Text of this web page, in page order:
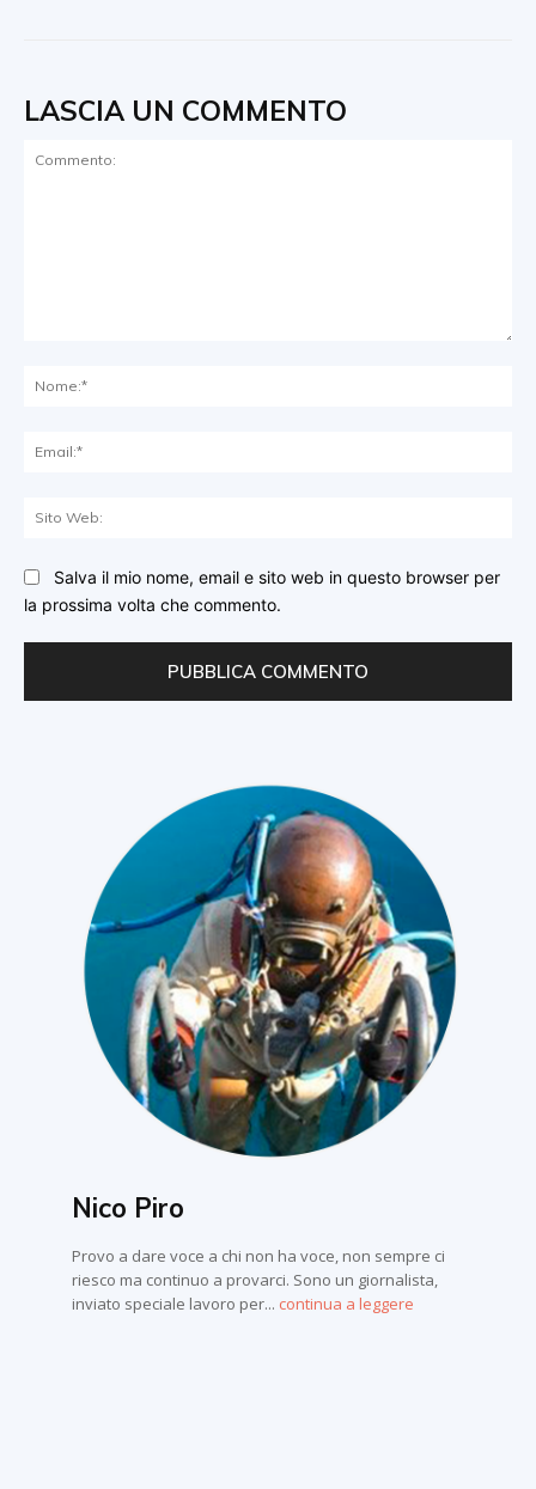
LASCIA UN COMMENTO
Salva il mio nome, email e sito web in questo browser per
la prossima volta che commento.
Nico Piro
Provo a dare voce a chi non ha voce, non sempre ci
riesco ma continuo a provarci. Sono un giornalista,
inviato speciale lavoro per... continua a leggere